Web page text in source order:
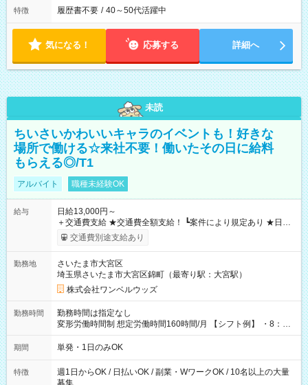
特徴 履歴書不要 / 40～50代活躍中
気になる！ 応募する 詳細へ
未読
ちいさいかわいいキャラのイベントも！好きな
場所で働ける☆来社不要！働いたその日に給料
もらえる◎/T1
アルバイト 職種未経験OK
給与
日給13,000円～
＋交通費支給 ★交通費全額支給！ ┗案件により規定あり ★日払
いOK！（規定あり） ┗働いたその日に現金GET♪ お仕事後はコ
ンビニATMから 日払い分を引き落とせます！ 【試用期間】試
交通費別途支給あり
勤務地
さいたま市大宮区
埼玉県さいたま市大宮区錦町（最寄り駅：大宮駅）
株式会社ワンベルウッズ
勤務時間
勤務時間は指定なし
変形労働時間制 想定労働時間160時間/月 【シフト例】 ・8：00
～21：00
期間 単発・1日のみOK
特徴
週1日からOK / 日払いOK / 副業・WワークOK / 10名以上の大量
募集